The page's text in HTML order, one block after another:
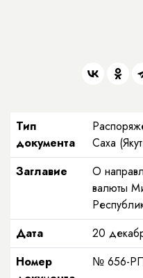
Тип
документа
Саха
Заглавие
О
валюты
Дата
20
Номер
№ 656-